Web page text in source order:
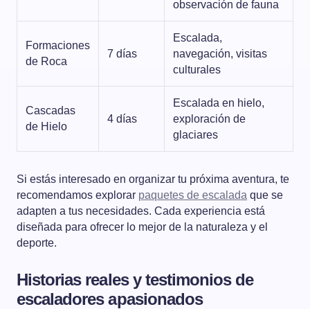
observación de fauna
Formaciones
de Roca
7 días
Escalada,
navegación, visitas
culturales
Cascadas
de Hielo
4 días
Escalada en hielo,
exploración de
glaciares
Si estás interesado en organizar tu próxima aventura, te
recomendamos explorar paquetes de escalada que se
adapten a tus necesidades. Cada experiencia está
diseñada para ofrecer lo mejor de la naturaleza y el
deporte.
Historias reales y testimonios de
escaladores apasionados